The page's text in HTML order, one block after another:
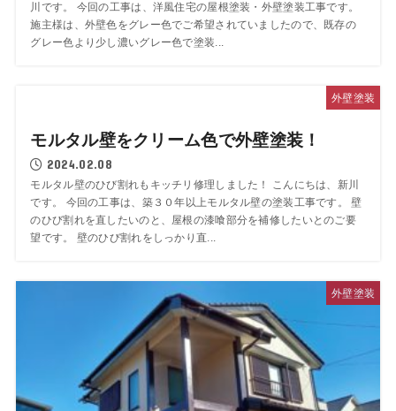
川です。 今回の工事は、洋風住宅の屋根塗装・外壁塗装工事です。
施主様は、外壁色をグレー色でご希望されていましたので、既存の
グレー色より少し濃いグレー色で塗装...
外壁塗装
モルタル壁をクリーム色で外壁塗装！
2024.02.08
モルタル壁のひび割れもキッチリ修理しました！ こんにちは、新川
です。 今回の工事は、築３０年以上モルタル壁の塗装工事です。 壁
のひび割れを直したいのと、屋根の漆喰部分を補修したいとのご要
望です。 壁のひび割れをしっかり直...
外壁塗装